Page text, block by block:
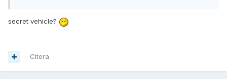
secret vehicle?
Citera